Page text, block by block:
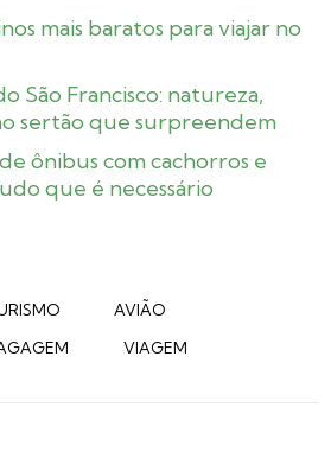
mais baratos para viajar no
São Francisco: natureza,
sertão que surpreendem
ônibus com cachorros e
que é necessário
AVIÃO
VIAGEM